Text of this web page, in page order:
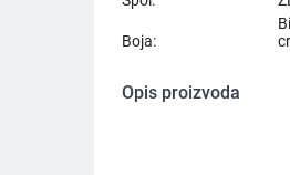
Boja:
Opis proizvoda